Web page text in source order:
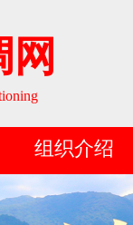
组织介绍